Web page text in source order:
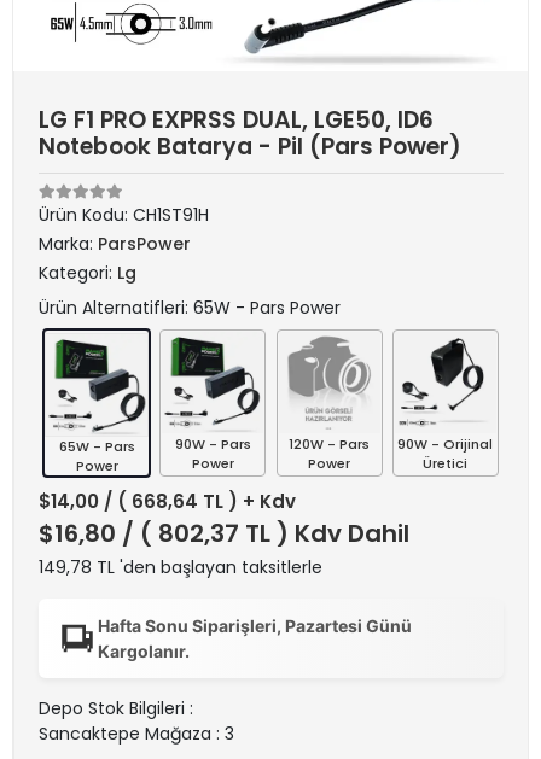
LG F1 PRO EXPRSS DUAL, LGE50, ID6
Notebook Batarya - Pil (Pars Power)
Ürün Kodu: CH1ST91H
Marka: ParsPower
Kategori: Lg
Ürün Alternatifleri: 65W - Pars Power
65W - Pars
Power
90W - Pars
Power
120W - Pars
Power
90W - Orijinal
Üretici
$14,00 / ( 668,64 TL ) + Kdv
$16,80 / ( 802,37 TL ) Kdv Dahil
149,78 TL 'den başlayan taksitlerle
Hafta Sonu Siparişleri, Pazartesi Günü
Kargolanır.
Depo Stok Bilgileri :
Sancaktepe Mağaza : 3